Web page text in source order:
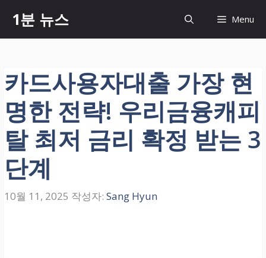
츠
너
기
1분 뉴스 Menu
카드사용자대출 가장 현
명한 전략! 우리금융캐피
탈 최저 금리 확정 받는 3
단계
10월 11, 2025 작성자: Sang Hyun